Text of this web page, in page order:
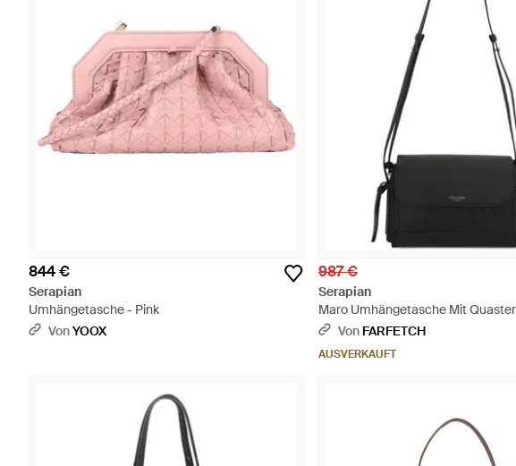
844 €
Serapian
Umhängetasche - Pink
VonYOOX
987 €
Serapian
Maro Umhängetasche Mit
Von FARFETCH
AUSVERKAUFT